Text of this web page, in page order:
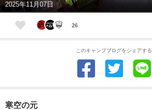
2025年11月07日
26
このキャンプブログをシェアする
寒空の元